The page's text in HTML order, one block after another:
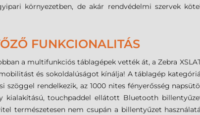
környezetben, de akár rendvédelmi szervek
FUNKCIONALITÁS
a multifunkciós táblagépek vették át, a Zebra
és sokoldalúságot kínálja! A táblagép
szöggel rendelkezik, az 1000 nites fényerősség
touchpaddel ellátott Bluetooth
természetesen nem csupán a billentyűzet